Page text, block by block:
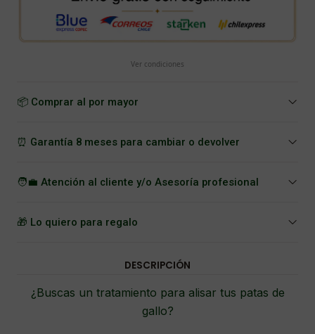
Ver condiciones
📦 Comprar al por mayor
⏰ Garantía 8 meses para cambiar o devolver
🧑‍💼 Atención al cliente y/o Asesoría profesional
🎁 Lo quiero para regalo
DESCRIPCIÓN
¿Buscas un tratamiento para alisar tus patas de
gallo?